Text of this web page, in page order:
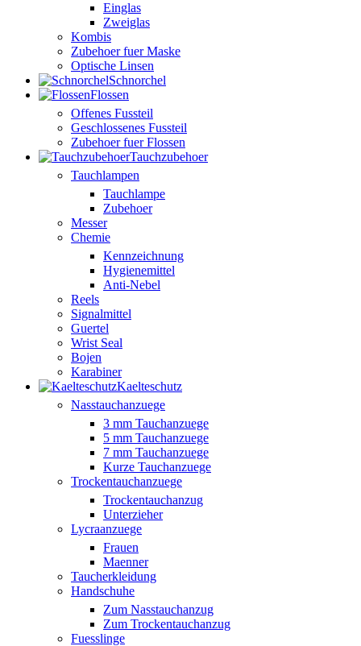
Einglas
Zweiglas
Kombis
Zubehoer fuer Maske
Optische Linsen
Schnorchel
Flossen
Offenes Fussteil
Geschlossenes Fussteil
Zubehoer fuer Flossen
Tauchzubehoer
Tauchlampen
Tauchlampe
Zubehoer
Messer
Chemie
Kennzeichnung
Hygienemittel
Anti-Nebel
Reels
Signalmittel
Guertel
Wrist Seal
Bojen
Karabiner
Kaelteschutz
Nasstauchanzuege
3 mm Tauchanzuege
5 mm Tauchanzuege
7 mm Tauchanzuege
Kurze Tauchanzuege
Trockentauchanzuege
Trockentauchanzug
Unterzieher
Lycraanzuege
Frauen
Maenner
Taucherkleidung
Handschuhe
Zum Nasstauchanzug
Zum Trockentauchanzug
Fuesslinge